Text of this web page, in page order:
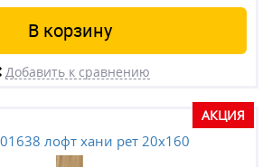
В корзину
Добавить к сравнению
АКЦИЯ
лофт хани рет 20x160